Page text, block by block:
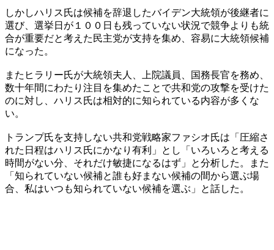
しかしハリス氏は候補を辞退したバイデン大統領が後継者に
選び、選挙日が１００日も残っていない状況で競争よりも統
合が重要だと考えた民主党が支持を集め、容易に大統領候補
になった。
またヒラリー氏が大統領夫人、上院議員、国務長官を務め、
数十年間にわたり注目を集めたことで共和党の攻撃を受けた
のに対し、ハリス氏は相対的に知られている内容が多くな
い。
トランプ氏を支持しない共和党戦略家ファシオ氏は「圧縮さ
れた日程はハリス氏にかなり有利」とし「いろいろと考える
時間がない分、それだけ敏捷になるはず」と分析した。また
「知られていない候補と誰も好まない候補の間から選ぶ場
合、私はいつも知られていない候補を選ぶ」と話した。